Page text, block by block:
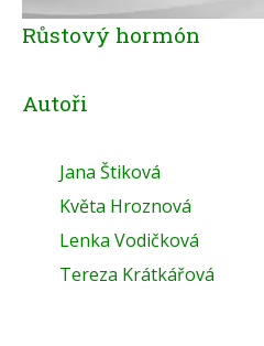
Růstový hormón
Autoři
Jana Štiková
Květa Hroznová
Lenka Vodičková
Tereza Krátkářová